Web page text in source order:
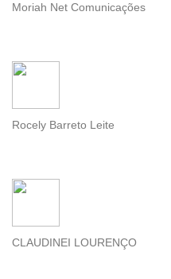
Moriah Net Comunicações
Rocely Barreto Leite
CLAUDINEI LOURENÇO